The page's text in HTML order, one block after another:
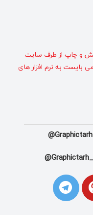
و چاپ از طرف سایت
بایست به نرم افزار های